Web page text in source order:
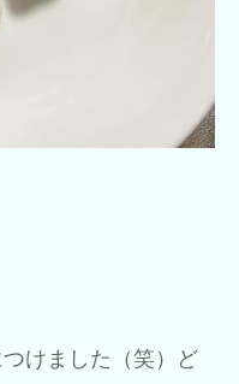
けました（笑）ど